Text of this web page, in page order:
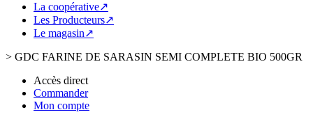
La coopérative↗
Les Producteurs↗
Le magasin↗
> GDC FARINE DE SARASIN SEMI COMPLETE BIO 500GR
Accès direct
Commander
Mon compte